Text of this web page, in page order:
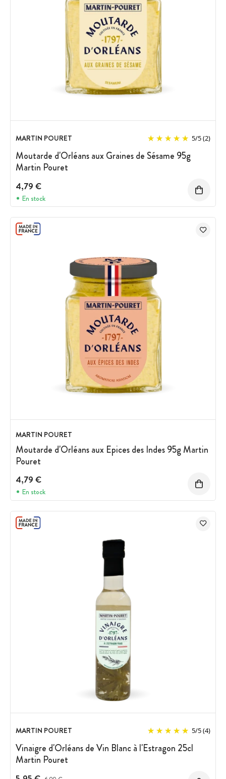
MARTIN POURET 5/5(2)
Moutarde d'Orléans aux Graines de Sésame 95g
Martin Pouret
4,79 €
En stock
MARTIN POURET
Moutarde d'Orléans aux Epices des Indes 95g Martin
Pouret
4,79 €
En stock
MARTIN POURET 5/5(4)
Vinaigre d'Orléans de Vin Blanc à l'Estragon 25cl
Martin Pouret
Prix avant réduction :